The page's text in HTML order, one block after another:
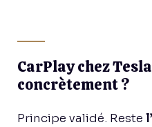
CarPlay chez
concrètement ?
Principe validé. Reste